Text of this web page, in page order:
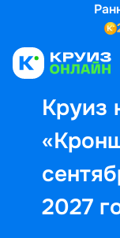
Круиз
2027